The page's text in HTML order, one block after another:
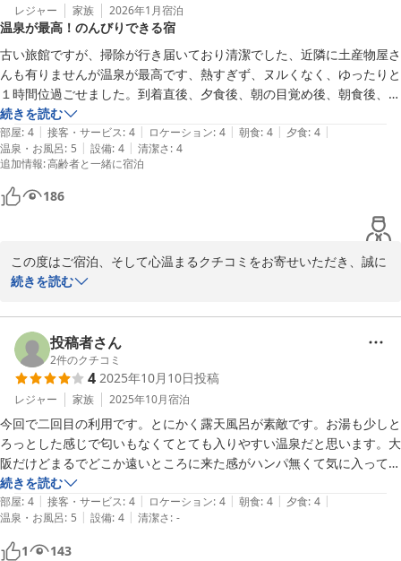
まる思いで拝見いたしました。
また、車椅子でのご利用に際しましても、少しでも安心してお過ご
しいただけたのであれば幸いです。
「良い思い出を残せました」とのお言葉、何よりうれしく、今後の
励みになります。
温泉につきましても、ご満足いただけたとのこと、ありがとうござ
います。
また皆さまでお越しいただける日を、心よりお待ち申し上げており
ます。
2026-01-09
レジャー 家族 2026年1月宿泊
温泉が最高！のんびりできる宿
古い旅館ですが、掃除が行き届いており清潔でした、近隣に土産物屋さ
んも有りませんが温泉が最高です、熱すぎず、ヌルくなく、ゆったりと
１時間位過ごせました。到着直後、夕食後、朝の目覚め後、朝食後、４
回も入浴しました。人も少なく本当にゆったり、のんびりするのに最高
の宿です。
続きを読む
部屋: 4 | 接客・サービス: 4 | ロケーション: 4 | 朝食: 4 | 夕食: 4 |
温泉・お風呂: 5 | 設備: 4 | 清潔さ: 4
追加情報:高齢者と一緒に宿泊
186
この度はご宿泊、そして心温まるクチコミをお寄せいただき、誠に
ありがとうございます。
めのお言葉を頂戴し、大変うれしく思っております。
当館自慢の温泉を、到着後からご出発前まで何度もゆっくりとお楽
しみいただけたとのこと、何よりでございます。
また、静かな環境の中でのんびりお過ごしいただけたご様子が伝わ
り、スタッフ一同励みになります。
これからも「何もしない贅沢」を感じていただける宿であり続けら
れるよう、努めてまいります。
また機会がございましたら、ぜひお越しくださいませ。
犬鳴山温泉 不動口館
2026-01-17
続きを読む
投稿者さん
2件のクチコミ
4 2025年10月10日投稿
レジャー 家族 2025年10月宿泊
今回で二回目の利用です。とにかく露天風呂が素敵です。お湯も少しと
ろっとした感じで匂いもなくてとても入りやすい温泉だと思います。大
阪だけどまるでどこか遠いところに来た感がハンパ無くて気に入ってい
ます。
前回は部屋食だったのですが、今回は食事する部屋でしたが個室扱いだ
ったので悪くありませんでした。
今回の味噌仕立て鍋は美味しかったです。
続きを読む
部屋: 4 | 接客・サービス: 4 | ロケーション: 4 | 朝食: 4 | 夕食: 4 |
温泉・お風呂: 5 | 設備: 4 | 清潔さ: -
1 143